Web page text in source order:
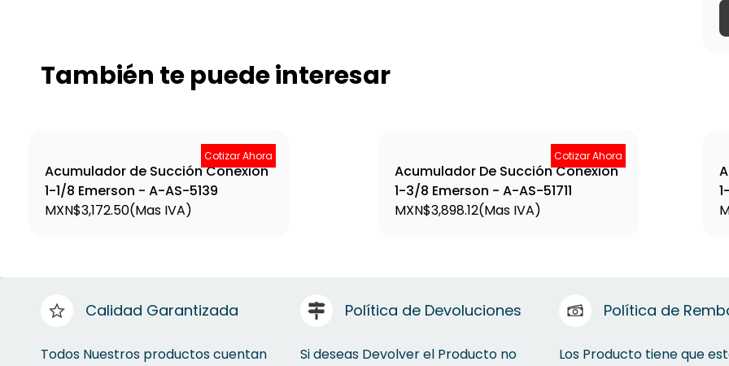
También te puede interesar
Cotizar Ahora
Acumulador de Succión Conexión
1-1/8 Emerson - A-AS-5139
MXN$3,172.50(Mas IVA)
Cotizar Ahora
Acumulador De Succión Conexión
1-3/8 Emerson - A-AS-51711
MXN$3,898.12(Mas IVA)
Calidad Garantizada
Todos Nuestros productos cuentan
Política de Devoluciones
Si deseas Devolver el Producto no
Política de
Los Producto tiene que